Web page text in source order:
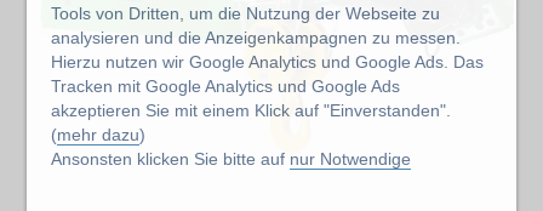
Tools von Dritten, um die Nutzung der Webseite zu
analysieren und die Anzeigenkampagnen zu messen.
Hierzu nutzen wir Google Analytics und Google Ads. Das
Tracken mit Google Analytics und Google Ads
akzeptieren Sie mit einem Klick auf "Einverstanden".
(mehr dazu)
Ansonsten klicken Sie bitte auf nur Notwendige